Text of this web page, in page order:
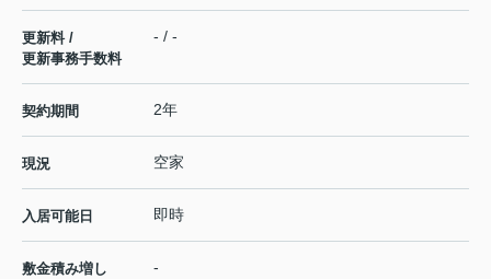
更新料 /
更新事務手数料
- / -
契約期間 2年
現況 空家
入居可能日 即時
敷金積み増し -